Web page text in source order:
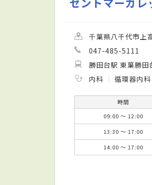
千葉県八千代市上
047-485-5111
勝田台駅 東葉勝田
内科
循環器内科
時間
09:00 ～ 12:00
13:30 ～ 17:00
14:00 ～ 17:00